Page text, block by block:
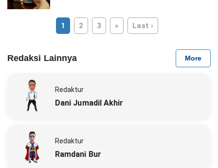
1 2 3 » Last ›
Redaksi Lainnya More
Redaktur
Dani Jumadil Akhir
Redaktur
Ramdani Bur